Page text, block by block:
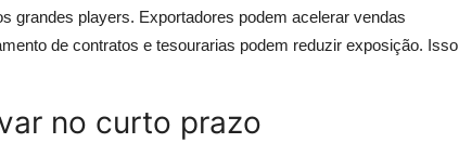
grandes players. Exportadores podem acelerar vendas
de contratos e tesourarias podem reduzir exposição. Isso
no curto prazo